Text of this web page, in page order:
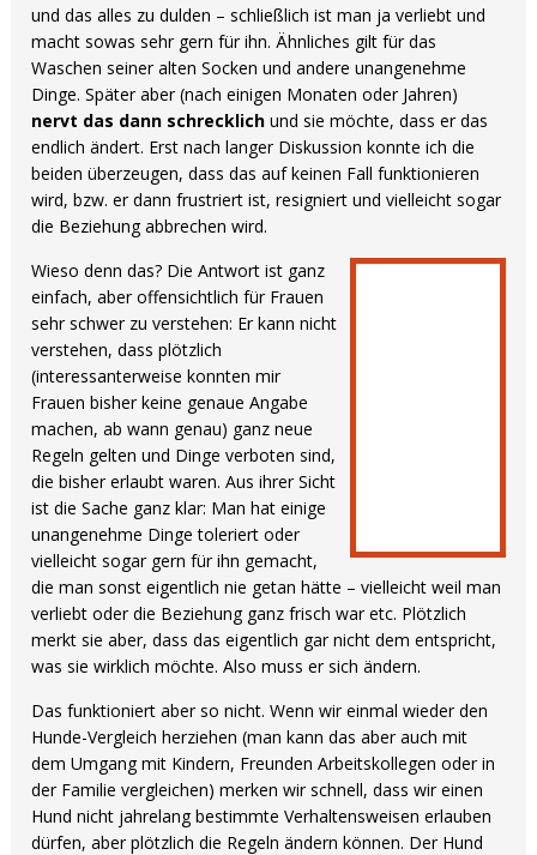
und das alles zu dulden – schließlich ist man ja verliebt und
macht sowas sehr gern für ihn. Ähnliches gilt für das
Waschen seiner alten Socken und andere unangenehme
Dinge. Später aber (nach einigen Monaten oder Jahren)
nervt das dann schrecklich und sie möchte, dass er das
endlich ändert. Erst nach langer Diskussion konnte ich die
beiden überzeugen, dass das auf keinen Fall funktionieren
wird, bzw. er dann frustriert ist, resigniert und vielleicht sogar
die Beziehung abbrechen wird.
Wieso denn das? Die Antwort ist ganz
einfach, aber offensichtlich für Frauen
sehr schwer zu verstehen: Er kann nicht
verstehen, dass plötzlich
(interessanterweise konnten mir
Frauen bisher keine genaue Angabe
machen, ab wann genau) ganz neue
Regeln gelten und Dinge verboten sind,
die bisher erlaubt waren. Aus ihrer Sicht
ist die Sache ganz klar: Man hat einige
unangenehme Dinge toleriert oder
vielleicht sogar gern für ihn gemacht,
die man sonst eigentlich nie getan hätte – vielleicht weil man
verliebt oder die Beziehung ganz frisch war etc. Plötzlich
merkt sie aber, dass das eigentlich gar nicht dem entspricht,
was sie wirklich möchte. Also muss er sich ändern.
Das funktioniert aber so nicht. Wenn wir einmal wieder den
Hunde-Vergleich herziehen (man kann das aber auch mit
dem Umgang mit Kindern, Freunden Arbeitskollegen oder in
der Familie vergleichen) merken wir schnell, dass wir einen
Hund nicht jahrelang bestimmte Verhaltensweisen erlauben
dürfen, aber plötzlich die Regeln ändern können. Der Hund